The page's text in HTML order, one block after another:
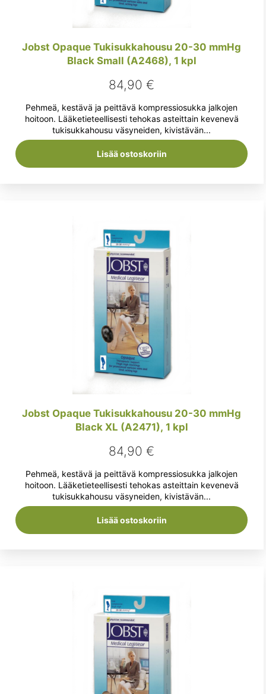
Jobst Opaque Tukisukkahousu 20-30 mmHg
Black Small (A2468), 1 kpl
84,90€
Pehmeä, kestävä ja peittävä kompressiosukka jalkojen
hoitoon. Lääketieteellisesti tehokas asteittain kevenevä
tukisukkahousu väsyneiden, kivistävän...
Lisää ostoskoriin
Jobst Opaque Tukisukkahousu 20-30 mmHg
Black XL (A2471), 1 kpl
84,90€
Pehmeä, kestävä ja peittävä kompressiosukka jalkojen
hoitoon. Lääketieteellisesti tehokas asteittain kevenevä
tukisukkahousu väsyneiden, kivistävän...
Lisää ostoskoriin